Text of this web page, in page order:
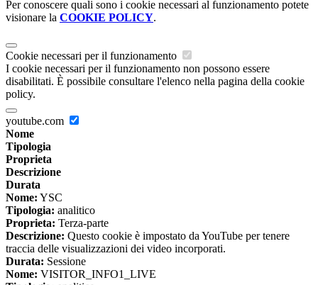
Per conoscere quali sono i cookie necessari al funzionamento potete
visionare la COOKIE POLICY.
Cookie necessari per il funzionamento
I cookie necessari per il funzionamento non possono essere
disabilitati. È possibile consultare l'elenco nella pagina della cookie
policy.
youtube.com
Nome
Tipologia
Proprieta
Descrizione
Durata
Nome: YSC
Tipologia: analitico
Proprieta: Terza-parte
Descrizione: Questo cookie è impostato da YouTube per tenere
traccia delle visualizzazioni dei video incorporati.
Durata: Sessione
Nome: VISITOR_INFO1_LIVE